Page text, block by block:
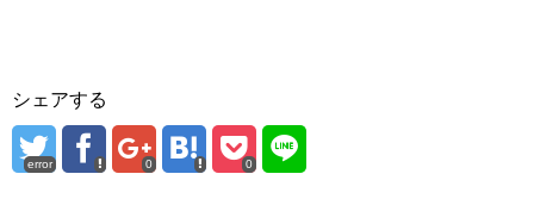
シェアする
error 0 0